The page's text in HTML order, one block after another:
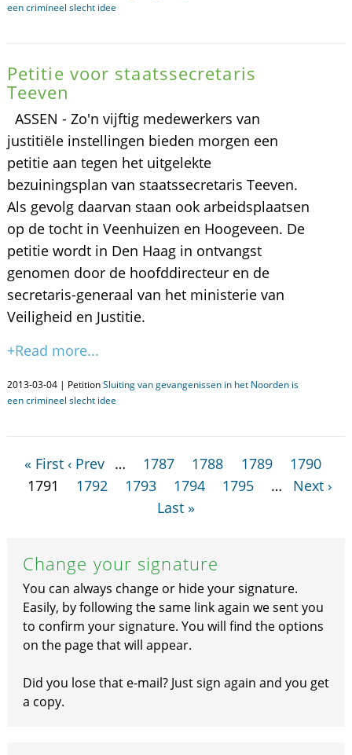
een crimineel slecht idee
Petitie voor staatssecretaris
Teeven
ASSEN - Zo'n vijftig medewerkers van
justitiële instellingen bieden morgen een
petitie aan tegen het uitgelekte
bezuiningsplan van staatssecretaris Teeven.
Als gevolg daarvan staan ook arbeidsplaatsen
op de tocht in Veenhuizen en Hoogeveen. De
petitie wordt in Den Haag in ontvangst
genomen door de hoofddirecteur en de
secretaris-generaal van het ministerie van
Veiligheid en Justitie.
+Read more...
2013-03-04 | PetitionSluiting van gevangenissen in het Noorden is
een crimineel slecht idee
« First ‹ Prev … 1787 1788 1789
1790
1791
1792 1793 1794 1795 …
Next ›
Last »
Change your signature
You can always change or hide your signature.
Easily, by following the same link again we sent you
to confirm your signature. You will find the options
on the page that will appear.
Did you lose that e-mail? Just sign again and you get
a copy.